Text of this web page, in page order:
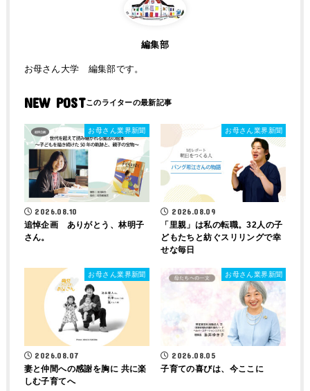
編集部
お母さん大学 編集部です。
NEW POST
お母さん業界新聞
2026.08.10
追悼企画 ありがとう、林明子
さん。
お母さん業界新聞
2026.08.09
「里親」は私の転職。32人の子
どもたちと紡ぐスリリングで幸
せな毎日
お母さん業界新聞
2026.08.07
妻と仲間への感謝を胸に 共に楽
しむ子育てへ
お母さん業界新聞
2026.08.05
子育ての喜びは、今ここに